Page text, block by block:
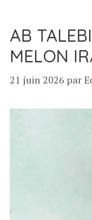
AB
MELON
21 juin 2026 par